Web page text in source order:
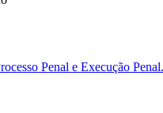
Penal e Execução